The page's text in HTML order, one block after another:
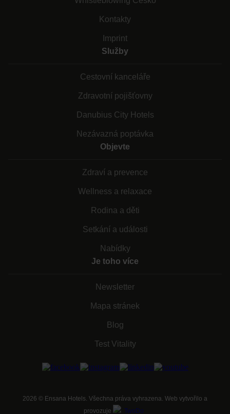
Kontakty
Imprint
Služby
Cestovní kanceláře
Zdravotní pojišťovny
Danubius City Hotels
Nezávazná poptávka
Objevte
Zdraví a prevence
Wellness a relaxace
Rodina a děti
Setkání a události
Nabídky
Je toho více
Newsletter
Mapa stránek
Blog
Test Vitality
2026 © Ensana Hotels. Všechna práva vyhrazena. Web vytvořilo a
provozuje